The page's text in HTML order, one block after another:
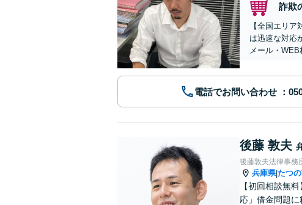
詐欺
【全国エリ
は迅速な対応
メール・WEB
電話でお問い合わせ
後藤 敦夫
後藤敦夫法律事務
兵庫県|たつ
【初回相談無
応」借金問題